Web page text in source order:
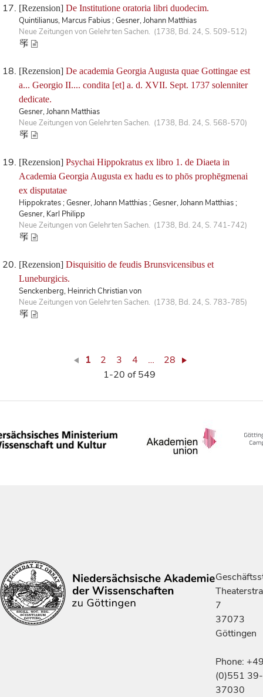
[Rezension] De Institutione oratoria libri duodecim.
Quintilianus, Marcus Fabius ; Gesner, Johann Matthias
Neue Zeitungen von Gelehrten Sachen. (1738, Bd. 24, S. 509-512)
[Rezension] De academia Georgia Augusta quae Gottingae est
a... Georgio II.... condita [et] a. d. XVII. Sept. 1737 solenniter
dedicate.
Gesner, Johann Matthias
Neue Zeitungen von Gelehrten Sachen. (1738, Bd. 24, S. 568-570)
[Rezension] Psychai Hippokratus ex libro 1. de Diaeta in
Academia Georgia Augusta ex hadu es to phōs prophēgmenai
ex disputatae
Hippokrates ; Gesner, Johann Matthias ; Gesner, Johann Matthias ;
Gesner, Karl Philipp
Neue Zeitungen von Gelehrten Sachen. (1738, Bd. 24, S. 741-742)
[Rezension] Disquisitio de feudis Brunsvicensibus et
Luneburgicis.
Senckenberg, Heinrich Christian von
Neue Zeitungen von Gelehrten Sachen. (1738, Bd. 24, S. 783-785)
1 2 3 4 …
28
1-20 of 549
7
37073
Göttingen
Phone:
(0)551 39-
37030